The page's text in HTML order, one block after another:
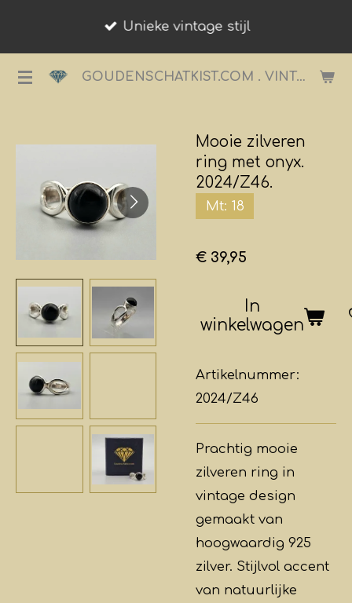
de
GOUDENSCHATKIST.COM . VINTAGE JUWELIER.
Unieke vintage stijl
Mooie zilveren
ring met onyx.
2024/Z46.
Mt: 18
€ 39,95
In
winkelwagen
Artikelnummer:
2024/Z46
Prachtig mooie
zilveren ring in
vintage design
gemaakt van
hoogwaardig 925
zilver. Stijlvol accent
van natuurlijke